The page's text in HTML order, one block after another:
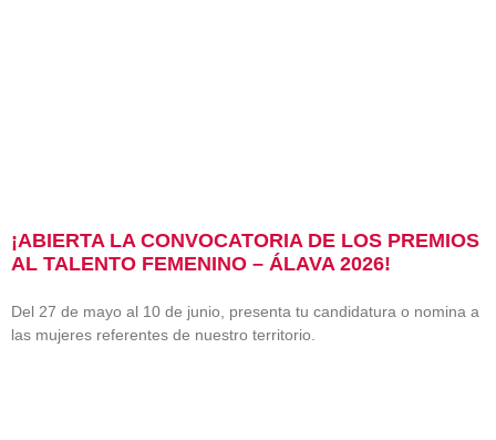
¡ABIERTA LA CONVOCATORIA DE LOS PREMIOS
AL TALENTO FEMENINO – ÁLAVA 2026!
Del 27 de mayo al 10 de junio, presenta tu candidatura o nomina a
las mujeres referentes de nuestro territorio.